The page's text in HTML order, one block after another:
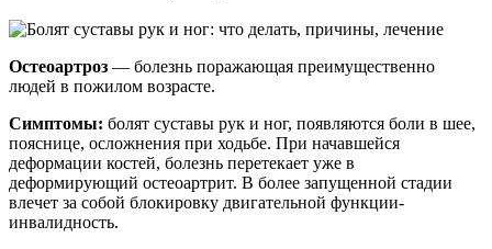
Остеоартроз — болезнь поражающая преимущественно
людей в пожилом возрасте.
Симптомы: болят суставы рук и ног, появляются боли в шее,
пояснице, осложнения при ходьбе. При начавшейся
деформации костей, болезнь перетекает уже в
деформирующий остеоартрит. В более запущенной стадии
влечет за собой блокировку двигательной функции-
инвалидность.